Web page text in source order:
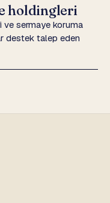
holdingleri
ve sermaye koruma
destek talep eden